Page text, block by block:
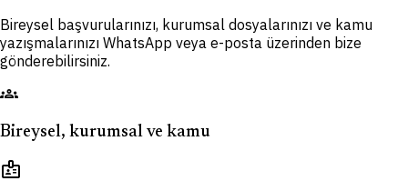
Bireysel başvurularınızı, kurumsal dosyalarınızı ve kamu
yazışmalarınızı WhatsApp veya e-posta üzerinden bize
gönderebilirsiniz.
groups
Bireysel, kurumsal ve kamu
badge